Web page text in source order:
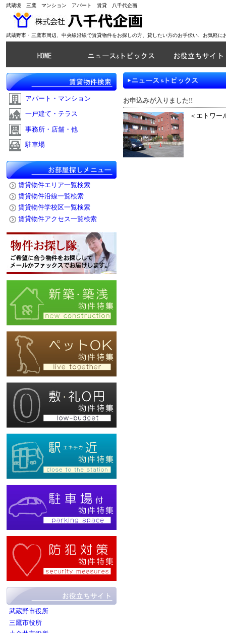
武蔵境 三鷹 マンション アパート 賃貸 八千代企画
武蔵野市・三鷹市周辺、中央線沿線で賃貸物件をお探しの方、貸したい方のお手伝い、お気軽に
アパート・マンション
一戸建て・テラス
事務所・店舗・他
駐車場
賃貸物件エリア一覧検索
賃貸物件沿線一覧検索
賃貸物件学校区一覧検索
賃貸物件アクセス一覧検索
武蔵野市役所
三鷹市役所
お申込みが入りました!!
＜エトワー